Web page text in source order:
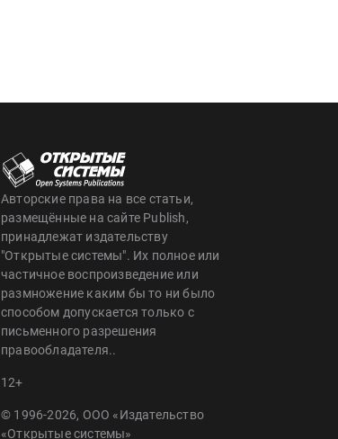
Авторские права на все статьи,
размещённые на сайте Publish,
принадлежат издательству
"Открытые системы". Их полное или
частичное воспроизведение или
размножение каким бы то ни было
способом допускается только с
письменного разрешения
правообладателя..
12+
© 1996-2026, ООО «Издательство
«Открытые системы»